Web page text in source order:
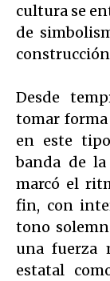
cultura se
de
Desde
tomar
en este
banda de la
marcó el
fin, con
tono
una fuerza
estatal